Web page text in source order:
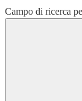
Campo di ricerca